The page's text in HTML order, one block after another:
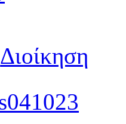
Διοίκηση